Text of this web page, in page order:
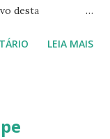
desta
e encerrou a
LEIA MAIS